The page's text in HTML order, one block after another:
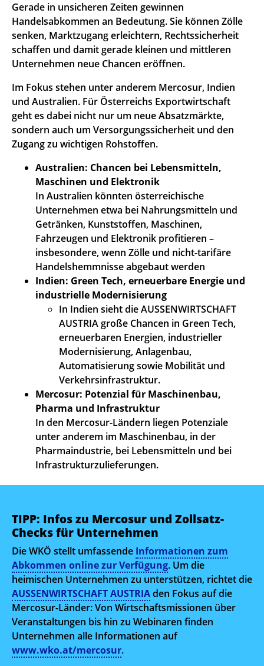
Gerade in unsicheren Zeiten gewinnen
Handelsabkommen an Bedeutung. Sie können Zölle
senken, Marktzugang erleichtern, Rechtssicherheit
schaffen und damit gerade kleinen und mittleren
Unternehmen neue Chancen eröffnen.
Im Fokus stehen unter anderem Mercosur, Indien
und Australien. Für Österreichs Exportwirtschaft
geht es dabei nicht nur um neue Absatzmärkte,
sondern auch um Versorgungssicherheit und den
Zugang zu wichtigen Rohstoffen.
Australien: Chancen bei Lebensmitteln,
Maschinen und Elektronik
In Australien könnten österreichische
Unternehmen etwa bei Nahrungsmitteln und
Getränken, Kunststoffen, Maschinen,
Fahrzeugen und Elektronik profitieren –
insbesondere, wenn Zölle und nicht-tarifäre
Handelshemmnisse abgebaut werden
Indien: Green Tech, erneuerbare Energie und
industrielle Modernisierung
In Indien sieht die AUSSENWIRTSCHAFT
AUSTRIA große Chancen in Green Tech,
erneuerbaren Energien, industrieller
Modernisierung, Anlagenbau,
Automatisierung sowie Mobilität und
Verkehrsinfrastruktur.
Mercosur: Potenzial für Maschinenbau,
Pharma und Infrastruktur
In den Mercosur-Ländern liegen Potenziale
unter anderem im Maschinenbau, in der
Pharmaindustrie, bei Lebensmitteln und bei
Infrastrukturzulieferungen.
TIPP: Infos zu Mercosur und Zollsatz-
Checks für Unternehmen
Die WKÖ stellt umfassende Informationen zum
Abkommen online zur Verfügung. Um die
heimischen Unternehmen zu unterstützen, richtet die
AUSSENWIRTSCHAFT AUSTRIAden Fokus auf die
Mercosur-Länder: Von Wirtschaftsmissionen über
Veranstaltungen bis hin zu Webinaren finden
Unternehmen alle Informationen auf
www.wko.at/mercosur.